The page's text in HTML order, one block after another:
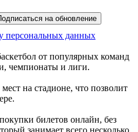
на обновление
персональных данных
от популярных команд
чемпионаты и лиги.
на стадионе, что позволит
билетов онлайн, без
занимает всего несколько